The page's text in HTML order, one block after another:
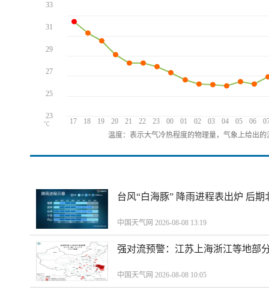
17 18 19 20 21 22 23 00 01 02 03 04 05 06
33
31
29
27
25
23
℃
温度：表示大气冷热程度的物理量，气象上给出
台风“白海豚” 降雨进程表出炉 后
中国天气网 2026-08-08 13:19
强对流预警：江苏上海浙江等地部
中国天气网 2026-08-08 10:05